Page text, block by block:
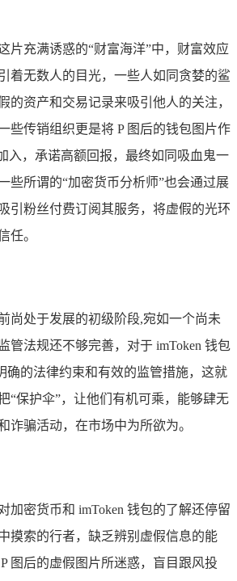
片充满诱惑的“财富海洋”中，财富效应
着无数人的目光，一些人如同贪婪的鲨
的资产和交易记录来吸引他人的关注，
些传销组织更是将 P 图后的钱包图片作
入，承诺高额回报，最终如同吸血鬼一
些所谓的“加密货币分析师”也会通过展
引粉丝付费订阅其服务，将虚假的光环
任。
尚处于发展的初级阶段,宛如一个尚未
管法规还不够完善，对于 imToken 钱包
确的法律约束和有效的监管措施，这就
“保护伞”，让他们有机可乘，能够肆无
诈骗活动，在市场中为所欲为。
加密货币和 imToken 钱包的了解还停留
摸索的行者，缺乏辨别虚假信息的能
图后的虚假图片所迷惑，盲目跟风投